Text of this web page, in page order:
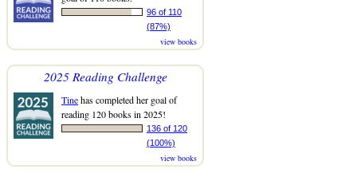
96 of 110
(87%)
view books
2025 Reading Challenge
Tinehas completed her goal of
reading 120 books in 2025!
136 of 120
(100%)
view books